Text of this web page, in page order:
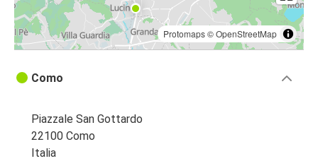
Protomaps©OpenStreetMap
Como
Piazzale San Gottardo
22100 Como
Italia